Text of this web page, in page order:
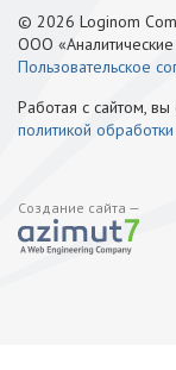
© 2026 Loginom
ООО «Аналитические
Пользовательское
Работая с сайтом, вы
политикой
Создание сайта —